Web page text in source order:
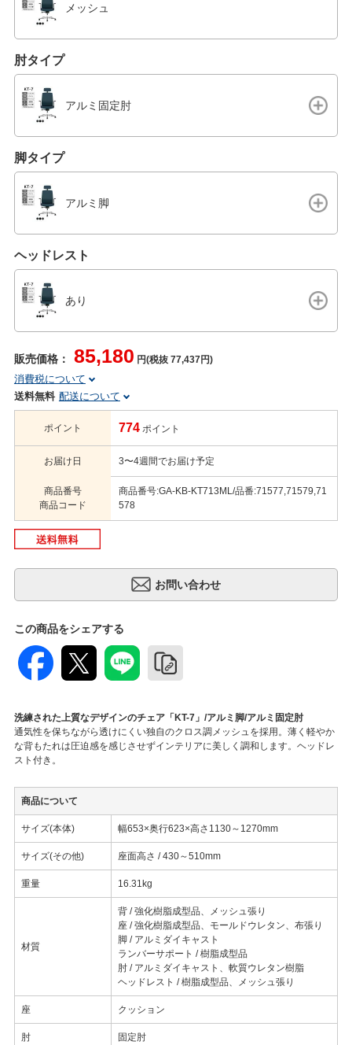
メッシュ
肘タイプ
アルミ固定肘
脚タイプ
アルミ脚
ヘッドレスト
あり
販売価格： 85,180 円(税抜 77,437円)
消費税について
送料無料 配送について
ポイント 774 ポイント
お届け日 3〜4週間でお届け予定
商品番号
商品コード
商品番号:GA-KB-KT713ML/品番:71577,71579,71
578
この商品をシェアする
洗練された上質なデザインのチェア「KT-7」/アルミ脚/アルミ固定肘
通気性を保ちながら透けにくい独自のクロス調メッシュを採用。薄く軽やか
な背もたれは圧迫感を感じさせずインテリアに美しく調和します。ヘッドレ
スト付き。
商品について
サイズ(本体) 幅653×奥行623×高さ1130～1270mm
サイズ(その他) 座面高さ / 430～510mm
重量 16.31kg
材質
背 / 強化樹脂成型品、メッシュ張り
座 / 強化樹脂成型品、モールドウレタン、布張り
脚 / アルミダイキャスト
ランバーサポート / 樹脂成型品
肘 / アルミダイキャスト、軟質ウレタン樹脂
ヘッドレスト / 樹脂成型品、メッシュ張り
座 クッション
肘 固定肘